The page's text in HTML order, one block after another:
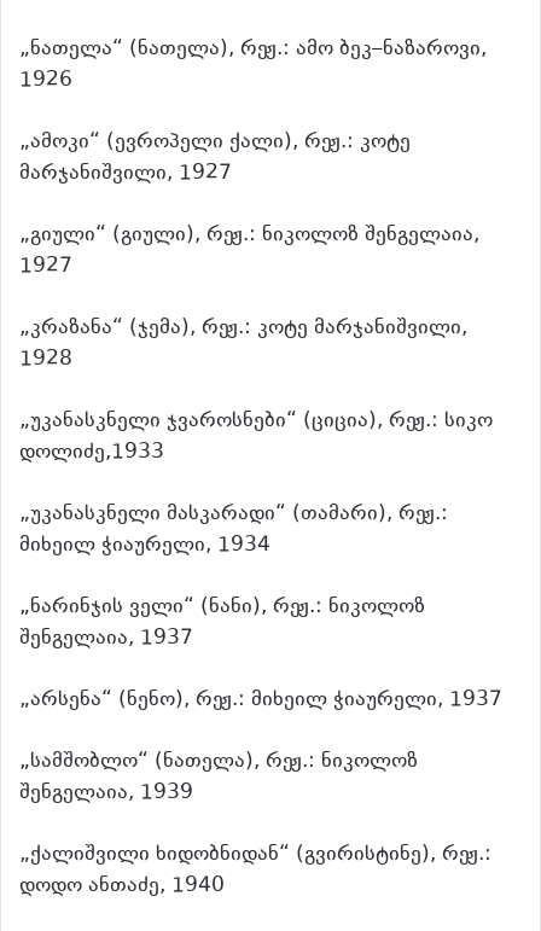
„ნათელა“ (ნათელა), რეჟ.: ამო ბეკ–ნაზაროვი,
1926
„ამოკი“ (ევროპელი ქალი), რეჟ.: კოტე
მარჯანიშვილი, 1927
„გიული“ (გიული), რეჟ.: ნიკოლოზ შენგელაია,
1927
„კრაზანა“ (ჯემა), რეჟ.: კოტე მარჯანიშვილი,
1928
„უკანასკნელი ჯვაროსნები“ (ციცია), რეჟ.: სიკო
დოლიძე,1933
„უკანასკნელი მასკარადი“ (თამარი), რეჟ.:
მიხეილ ჭიაურელი, 1934
„ნარინჯის ველი“ (ნანი), რეჟ.: ნიკოლოზ
შენგელაია, 1937
„არსენა“ (ნენო), რეჟ.: მიხეილ ჭიაურელი, 1937
„სამშობლო“ (ნათელა), რეჟ.: ნიკოლოზ
შენგელაია, 1939
„ქალიშვილი ხიდობნიდან“ (გვირისტინე), რეჟ.:
დოდო ანთაძე, 1940